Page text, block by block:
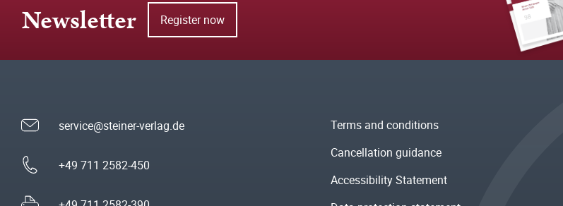
Newsletter Register now
service@steiner-verlag.de
+49 711 2582-450
Terms and conditions
Cancellation guidance
Accessibility Statement